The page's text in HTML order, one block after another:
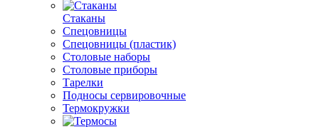
Стаканы
Спецовницы
Спецовницы (пластик)
Столовые наборы
Столовые приборы
Тарелки
Подносы сервировочные
Термокружки